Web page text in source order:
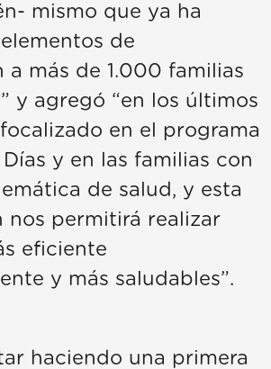
mismo que ya ha
de
a más de 1.000 familias
y agregó “en los últimos
en el programa
y en las familias con
de salud, y esta
nos permitirá realizar
eficiente
y más saludables”.
haciendo una primera